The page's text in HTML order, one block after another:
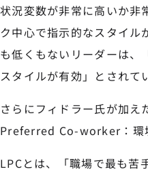
状況変数が非常に高いか非
ク中心で指示的なスタイル
も低くもないリーダーは、
スタイルが有効」とされて
さらにフィドラー氏が加
Preferred Co-worker：環
LPCとは、「職場で最も苦